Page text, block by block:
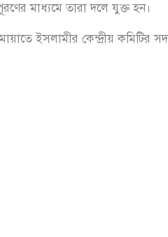
মাধ্যমে তারা দলে যুক্ত হন।
ইসলামীর কেন্দ্রীয় কমিটির